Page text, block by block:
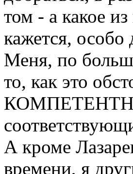
том - а какое
кажется, особо
Меня, по
то, как это
А кроме
времени, я